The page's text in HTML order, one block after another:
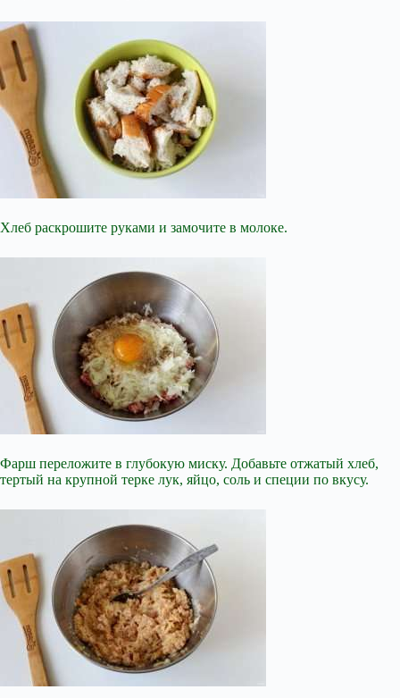
Хлеб раскрошите руками и замочите в молоке.
Фарш переложите в глубокую миску. Добавьте отжатый хлеб,
тертый на крупной терке лук, яйцо, соль и специи по вкусу.